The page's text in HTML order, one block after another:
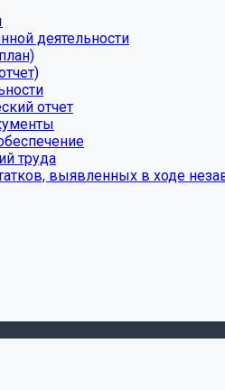
деятельности
отчет
труда
выявленных в ходе